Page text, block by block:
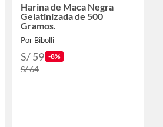
Harina de Maca Negra
Gelatinizada de 500
Gramos.
Por Bibolli
S/ 59 -8%
S/ 64